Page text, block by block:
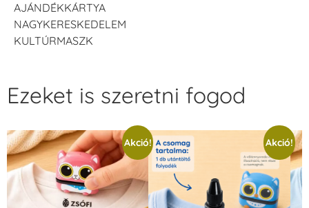
AJÁNDÉKKÁRTYA
NAGYKERESKEDELEM
KULTÚRMASZK
Ezeket is szeretni fogod
Akció! Akció!